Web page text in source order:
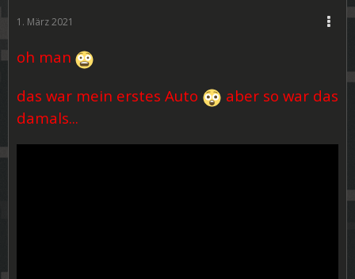
1. März 2021
oh man
das war mein erstes Auto
aber so war das
damals...